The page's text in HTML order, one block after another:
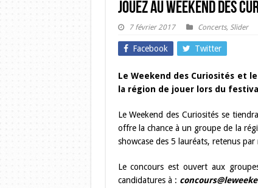
Jouez au Weekend des
7 février 2017 Concerts, Slider
Facebook Twitter
Le Weekend des Curiosités et
la région de jouer lors du
Le Weekend des Curiosités se
offre la chance à un groupe de la
showcase des 5 lauréats, retenus
Le concours est ouvert aux
candidatures à :